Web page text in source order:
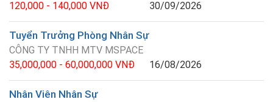
120,000 - 140,000 VNĐ
30/09/2026
Tuyển Trưởng Phòng Nhân Sự
CÔNG TY TNHH MTV MSPACE
35,000,000 - 60,000,000 VNĐ
16/08/2026
Nhân Viên Nhân Sự